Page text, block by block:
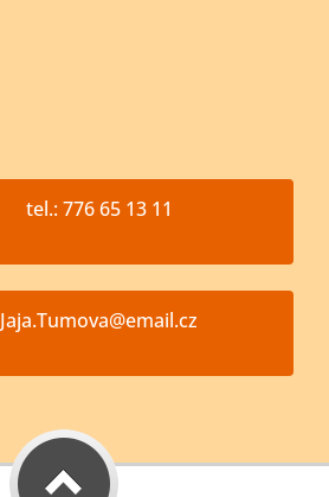
tel.: 776 65 13 11
Jaja.Tumova@email.cz